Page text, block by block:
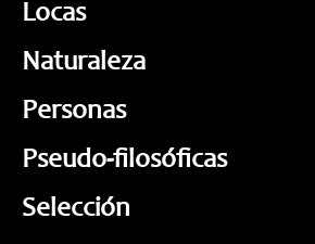
Locas
Naturaleza
Personas
Pseudo-filosóficas
Selección